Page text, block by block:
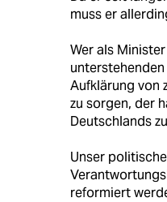
muss er
Wer als
Aufklärung von
zu sorgen, der
Deutschlands
Unser
reformiert